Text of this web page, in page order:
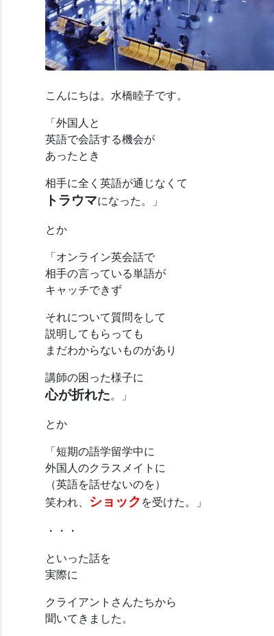
こんにちは。水橋睦子です。
「外国人と
英語で会話する機会が
あったとき
相手に全く英語が通じなくて
トラウマになった。」
とか
「オンライン英会話で
相手の言っている単語が
キャッチできず
それについて質問をして
説明してもらっても
まだわからないものがあり
講師の困った様子に
心が折れた。」
とか
「短期の語学留学中に
外国人のクラスメイトに
（英語を話せないのを）
笑われ、 ショック を受けた。」
・・・
といった話を
実際に
クライアントさんたちから
聞いてきました。